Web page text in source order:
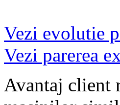
Vezi evolutie
Vezi parerea
Avantaj client